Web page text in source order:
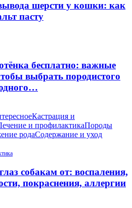
шерсти у кошки: как
пасту
бесплатно: важные
выбрать породистого
Кастрация и
и профилактикаПороды
родаСодержание и уход
собакам от: воспаления,
покраснения, аллергии